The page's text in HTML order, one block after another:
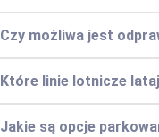
Czy możliwa jest
Które linie lotnicze
Jakie są opcje